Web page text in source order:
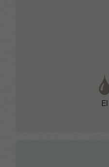
Eljusterbara sidospeglar
El